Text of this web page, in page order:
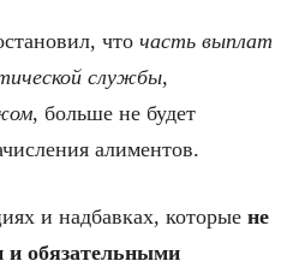
что часть выплат
службы,
, больше не будет
алиментов.
и надбавках, которые не
и обязательными